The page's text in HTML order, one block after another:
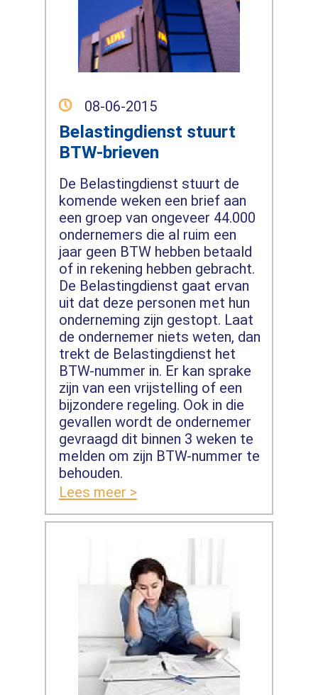
08-06-2015
Belastingdienst stuurt
BTW-brieven
De Belastingdienst stuurt de
komende weken een brief aan
een groep van ongeveer 44.000
ondernemers die al ruim een
jaar geen BTW hebben betaald
of in rekening hebben gebracht.
De Belastingdienst gaat ervan
uit dat deze personen met hun
onderneming zijn gestopt. Laat
de ondernemer niets weten, dan
trekt de Belastingdienst het
BTW-nummer in. Er kan sprake
zijn van een vrijstelling of een
bijzondere regeling. Ook in die
gevallen wordt de ondernemer
gevraagd dit binnen 3 weken te
melden om zijn BTW-nummer te
behouden.
Lees meer >